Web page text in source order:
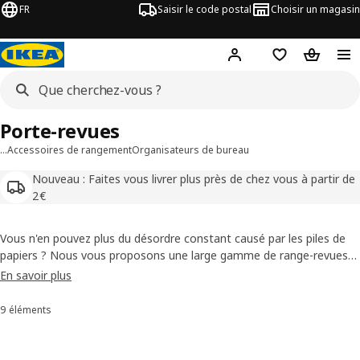
FR Saisir le code postal Choisir un magasin
Mon compteFavorisPanier
…Accessoires de rangementOrganisateurs de bureau
Nouveau : Faites vous livrer plus près de chez vous à partir de
2€
Porte-revues
Vous n'en pouvez plus du désordre constant causé par les piles de
papiers ? Nous vous proposons une large gamme de range-revues
pour organiser vos magazines mais aussi vos factures, lettres etc.
n'importe quelle pièce !
En savoir plus
Trier et filtrer
9 éléments